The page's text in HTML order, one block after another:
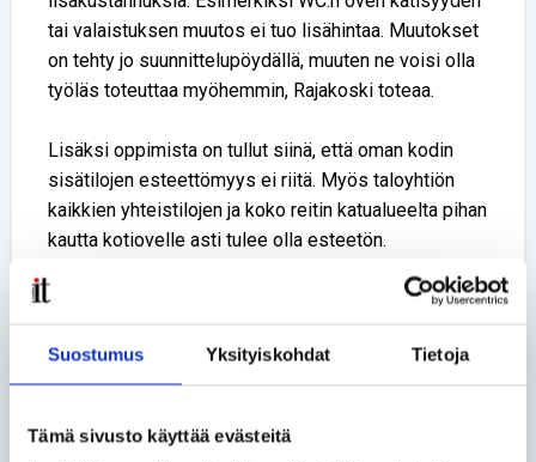
Suostumus Yksityiskohdat Tietoja
Tämä sivusto käyttää evästeitä
tai valaistuksen muutos ei tuo lisähintaa. Muutokset
on tehty jo suunnittelupöydällä, muuten ne voisi olla
työläs toteuttaa myöhemmin, Rajakoski toteaa.
Lisäksi oppimista on tullut siinä, että oman kodin
sisätilojen esteettömyys ei riitä. Myös taloyhtiön
kaikkien yhteistilojen ja koko reitin katualueelta pihan
kautta kotiovelle asti tulee olla esteetön.
Esteettömyyttä kokevat määräykset ovat
voimaan uusi esteettömyysasetus. Myös asetuksen
mukanaan tuomat uudistukset on otettu huomioon